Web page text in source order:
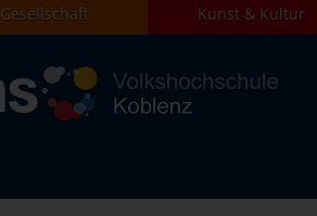
Gesellschaft Kunst & Kultur